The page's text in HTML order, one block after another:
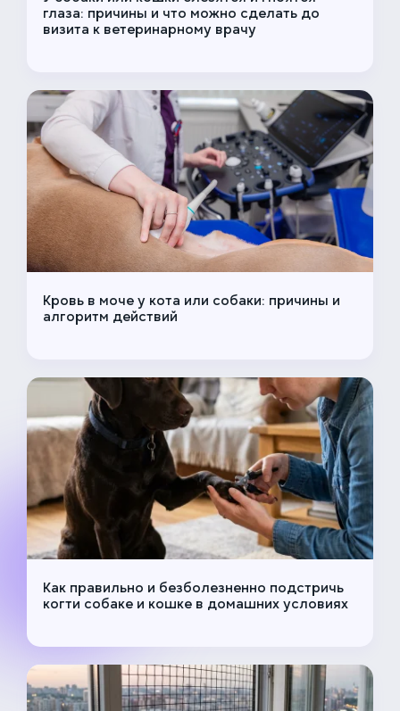
глаза: причины и что можно сделать до
визита к ветеринарному врачу
Кровь в моче у кота или собаки: причины и
алгоритм действий
Как правильно и безболезненно подстричь
когти собаке и кошке в домашних условиях